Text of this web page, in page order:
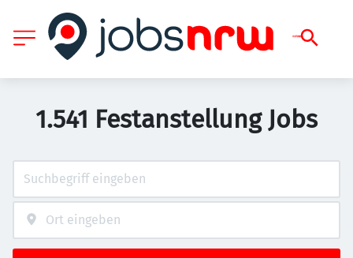
1.541 Festanstellung Jobs